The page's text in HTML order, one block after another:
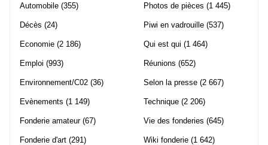
Automobile (355)
Décès (24)
Economie (2 186)
Emploi (993)
Environnement/C02 (36)
Evènements (1 149)
Fonderie amateur(67)
Fonderie d'art (291)
Photos de pièces (1 445)
Piwi en vadrouille (537)
Qui est qui (1 464)
Réunions (652)
Selon la presse (2 667)
Technique (2 206)
Vie des fonderies (645)
Wiki fonderie (1 642)